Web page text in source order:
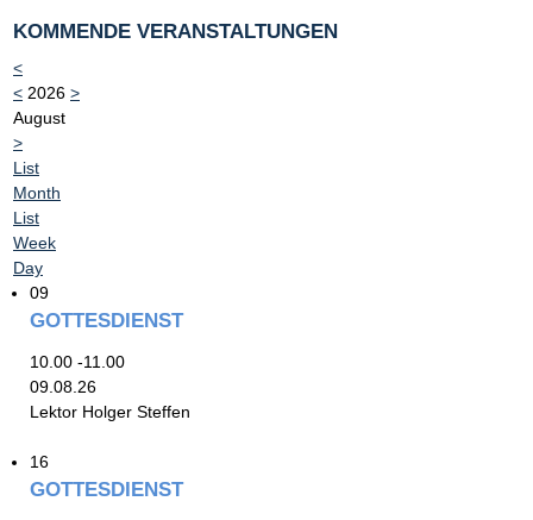
KOMMENDE VERANSTALTUNGEN
<
< 2026 >
August
>
List
Month
List
Week
Day
09
GOTTESDIENST
10.00 -11.00
09.08.26
Lektor Holger Steffen
16
GOTTESDIENST